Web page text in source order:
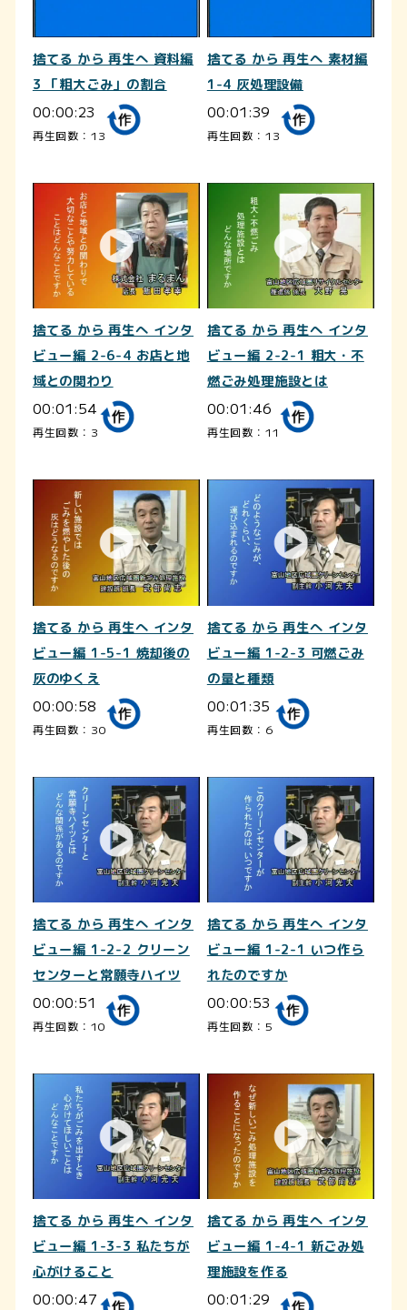
捨てる から 再生へ 資料編
3 「粗大ごみ」の割合
00:00:23
再生回数：13
捨てる から 再生へ 素材編
1-4 灰処理設備
00:01:39
再生回数：13
捨てる から 再生へ インタ
ビュー編 2-6-4 お店と地
域との関わり
00:01:54
再生回数：3
捨てる から 再生へ インタ
ビュー編 2-2-1 粗大・不
燃ごみ処理施設とは
00:01:46
再生回数：11
捨てる から 再生へ インタ
ビュー編 1-5-1 焼却後の
灰のゆくえ
00:00:58
再生回数：30
捨てる から 再生へ インタ
ビュー編 1-2-3 可燃ごみ
の量と種類
00:01:35
再生回数：6
捨てる から 再生へ インタ
ビュー編 1-2-2 クリーン
センターと常願寺ハイツ
00:00:51
再生回数：10
捨てる から 再生へ インタ
ビュー編 1-2-1 いつ作ら
れたのですか
00:00:53
再生回数：5
捨てる から 再生へ インタ
ビュー編 1-3-3 私たちが
心がけること
00:00:47
捨てる から 再生へ インタ
ビュー編 1-4-1 新ごみ処
理施設を作る
00:01:29